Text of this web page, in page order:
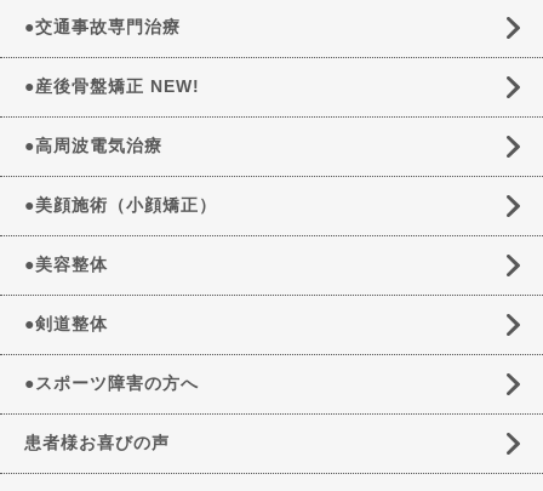
●交通事故専門治療
●産後骨盤矯正 NEW!
●高周波電気治療
●美顔施術（小顔矯正）
●美容整体
●剣道整体
●スポーツ障害の方へ
患者様お喜びの声